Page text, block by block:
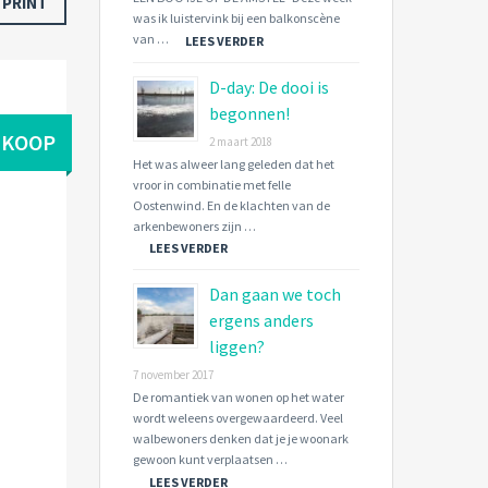
was ik luistervink bij een balkonscène
van …
LEES VERDER
D-day: De dooi is
begonnen!
2 maart 2018
Het was alweer lang geleden dat het
vroor in combinatie met felle
Oostenwind. En de klachten van de
arkenbewoners zijn …
LEES VERDER
Dan gaan we toch
ergens anders
liggen?
7 november 2017
De romantiek van wonen op het water
wordt weleens overgewaardeerd. Veel
walbewoners denken dat je je woonark
gewoon kunt verplaatsen …
LEES VERDER